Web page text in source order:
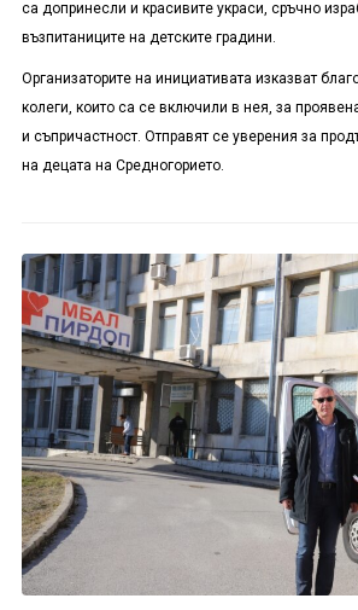
са допринесли и красивите украси, сръчно
възпитаниците на детските градини.
Организаторите на инициативата изказват
колеги, които са се включили в нея, за
и съпричастност. Отправят се уверения за
на децата на Средногорието.